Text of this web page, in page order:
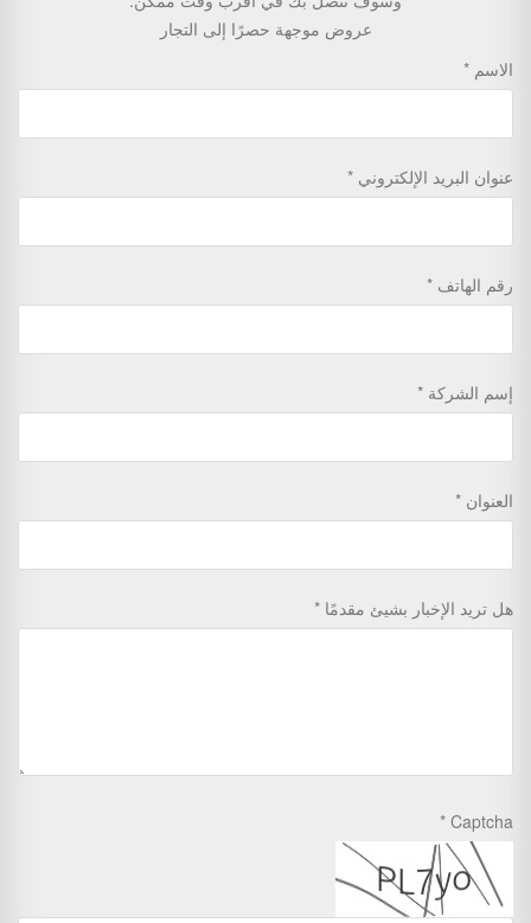
عروض موجهة حصرًا إلى التجار
الاسم
عنوان البريد الإلكتروني
رقم الهاتف
إسم الشركة
العنوان
هل تريد الإخبار بشيئ مقدمًا
Captcha